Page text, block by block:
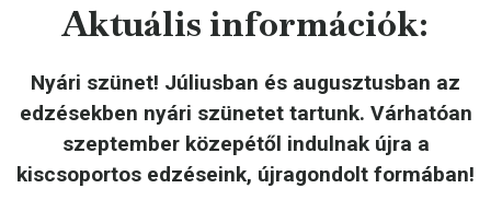
Aktuális információk:
Nyári szünet! Júliusban és augusztusban az
edzésekben nyári szünetet tartunk. Várhatóan
szeptember közepétől indulnak újra a
kiscsoportos edzéseink, újragondolt formában!